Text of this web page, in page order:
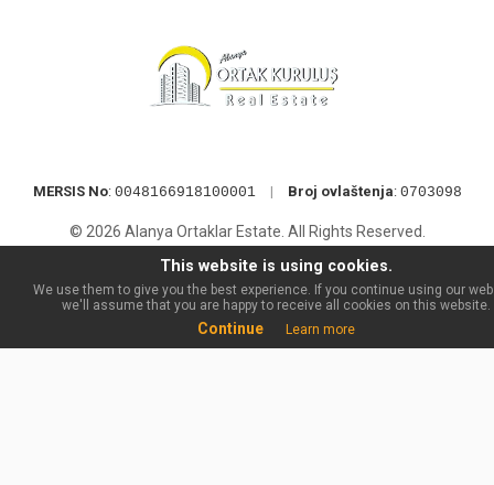
MERSIS No: 0048166918100001 | Broj ovlaštenja: 0703098
© 2026 Alanya Ortaklar Estate. All Rights Reserved.
This website is using cookies.
We use them to give you the best experience. If you continue using our
we'll assume that you are happy to receive all cookies on this website.
Continue Learn more